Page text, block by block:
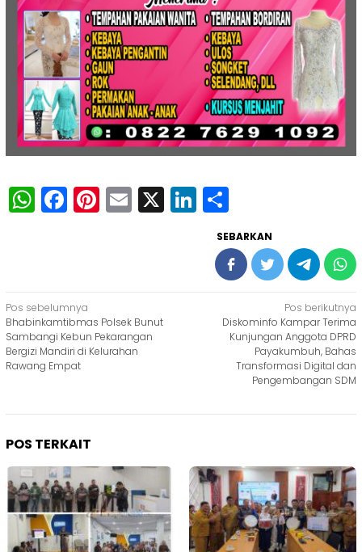
WhatsApp
Facebook
Pinterest
Email
X LinkedIn
SEBARKAN
Navigasi
pos
Pos sebelumnya
Bhabinkamtibmas Polsek Bunut
Sambangi Kebun Pekarangan
Bergizi Mandiri di Kelurahan
Rawang Empat
Pos berikutnya
Diskominfo Kampar Terima
Kunjungan Anggota DPRD
Payakumbuh, Bahas
Transformasi Digital dan
Pengembangan SDM
POS TERKAIT